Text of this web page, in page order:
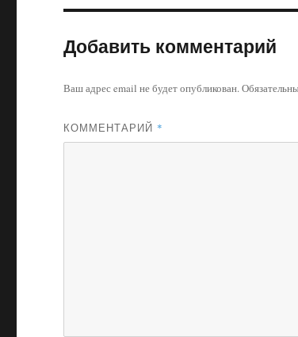
Добавить комментарий
Ваш адрес email не будет опубликован.
КОММЕНТАРИЙ *